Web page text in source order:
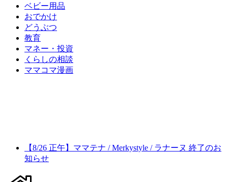
ベビー用品
おでかけ
どうぶつ
教育
マネー・投資
くらしの相談
ママコマ漫画
【8/26 正午】ママテナ / Merkystyle / ラナーヌ 終了のお
知らせ